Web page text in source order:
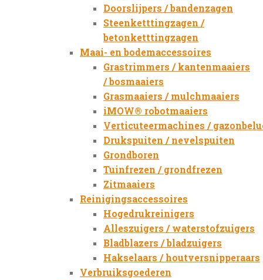
Doorslijpers / bandenzagen
Steenketttingzagen /
betonketttingzagen
Maai- en bodemaccessoires
Grastrimmers / kantenmaaiers
/ bosmaaiers
Grasmaaiers / mulchmaaiers
iMOW® robotmaaiers
Verticuteermachines /
Drukspuiten / nevelspuiten
Grondboren
Tuinfrezen / grondfrezen
Zitmaaiers
Reinigingsaccessoires
Hogedrukreinigers
Alleszuigers / waterstofzuigers
Bladblazers / bladzuigers
Hakselaars / houtversnipperaars
Verbruiksgoederen